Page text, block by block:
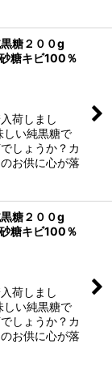
黒糖２００g
糖キビ100％
荷しまし
しい純黒糖で
しょうか？カ
お供に心が落
黒糖２００g
糖キビ100％
荷しまし
しい純黒糖で
しょうか？カ
お供に心が落